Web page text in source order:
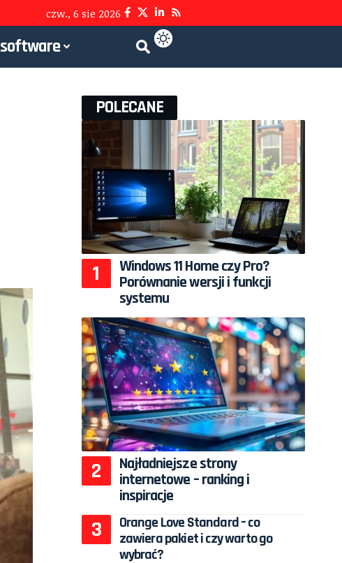
czw., 6 sie 2026
software
POLECANE
Windows 11 Home czy Pro?
Porównanie wersji i funkcji
systemu
Najładniejsze strony
internetowe – ranking i
inspiracje
Orange Love Standard – co
zawiera pakiet i czy warto go
wybrać?